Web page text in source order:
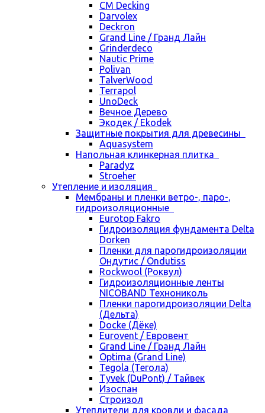
CM Decking
Darvolex
Deckron
Grand Line / Гранд Лайн
Grinderdeco
Nautic Prime
Polivan
TalverWood
Terrapol
UnoDeck
Вечное Дерево
Экодек / Ekodek
Защитные покрытия для древесины
Aquasystem
Напольная клинкерная плитка
Paradyz
Stroeher
Утепление и изоляция
Мембраны и пленки ветро-, паро-,
гидроизоляционные
Eurotop Fakro
Гидроизоляция фундамента Delta
Dorken
Пленки для парогидроизоляции
Ондутис / Ondutiss
Rockwool (Роквул)
Гидроизоляционные ленты
NICOBAND Технониколь
Пленки парогидроизоляции Delta
(Дельта)
Docke (Дёке)
Eurovent / Евровент
Grand Line / Гранд Лайн
Optima (Grand Line)
Tegola (Тегола)
Tyvek (DuPont) / Тайвек
Изоспан
Строизол
Утеплители для кровли и фасада